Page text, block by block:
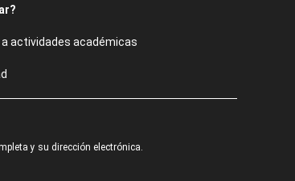
actividades académicas
y su dirección electrónica.